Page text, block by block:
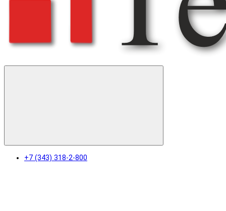
+7 (343) 318-2-800